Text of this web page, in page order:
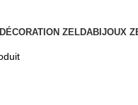
DÉCORATION ZELDABIJOUX